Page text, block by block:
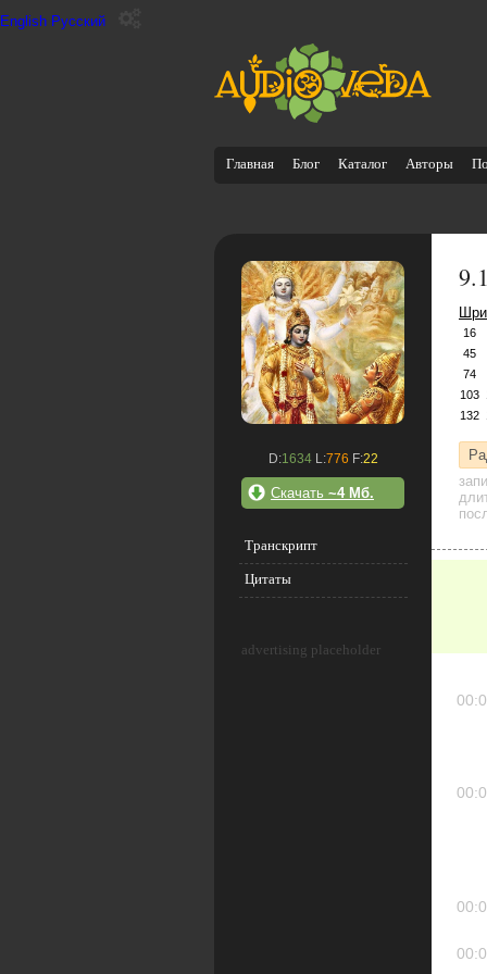
English Русский
Главная Блог Каталог Авторы
D:1634L:776 F:22
Скачать ~4 Мб.
Транскрипт
Цитаты
advertising placeholder
16
45
74
103
132